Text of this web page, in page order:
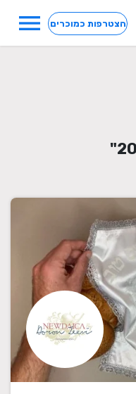
הצטרפות כמוכרים menu